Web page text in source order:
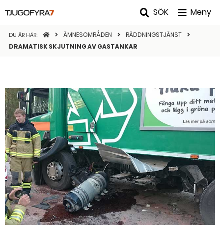
SÖK Meny
DU ÄR HÄR: STARTSIDANÄMNESOMRÅDEN
RÄDDNINGSTJÄNST
DRAMATISK SKJUTNING AV GASTANKAR